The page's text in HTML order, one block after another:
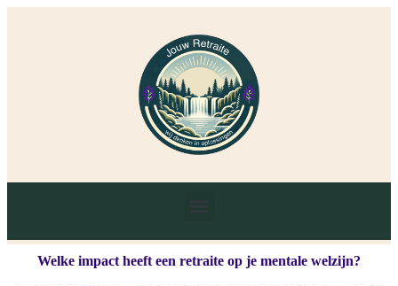
Welke impact heeft een retraite op je mentale welzijn?